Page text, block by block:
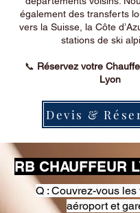
également des transferts
vers la Suisse, la Côte
stations de ski
📞 Réservez votre
Lyon
RB CHAUFFEUR
Q : Couvrez-vous les
aéroport et